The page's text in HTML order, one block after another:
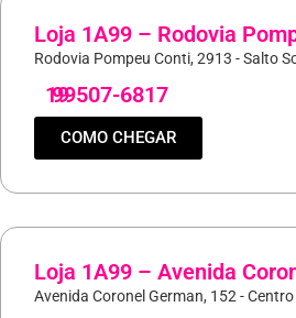
Loja 1A99 – Rodovia
Rodovia Pompeu Conti, 2913 - Salto
19
99507-6817
COMO CHEGAR
Loja 1A99 – Avenida
Avenida Coronel German, 152 -